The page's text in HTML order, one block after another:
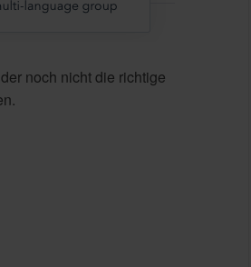
noch nicht die richtige